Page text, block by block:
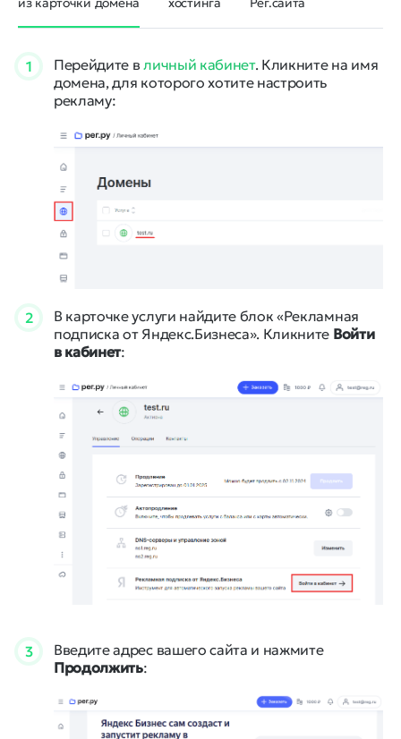
1 Перейдите вличный кабинет. Кликните на имя
домена, для которого хотите настроить
рекламу:
2
В карточке услуги найдите блок «Рекламная
подписка от Яндекс.Бизнеса». Кликните Войти
в кабинет:
3
Введите адрес вашего сайта и нажмите
Продолжить: